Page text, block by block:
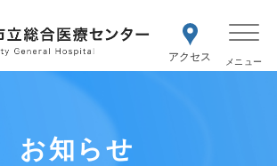
セス
お知らせ
はこちら
ちら